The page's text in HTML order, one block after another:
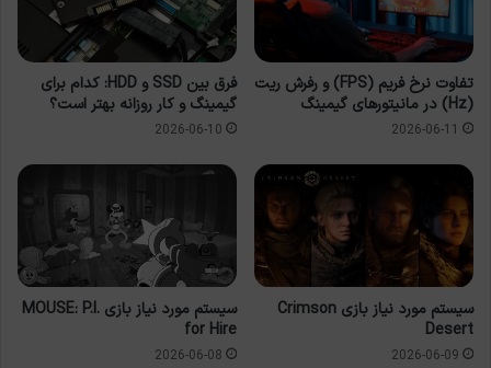
تفاوت نرخ فریم (FPS) و رفرش ریت
(Hz) در مانیتورهای گیمینگ
2026-06-11
فرق بین SSD و HDD: کدام برای
گیمینگ و کار روزانه بهتر است؟
2026-06-10
سیستم مورد نیاز بازی Crimson
Desert
2026-06-09
سیستم مورد نیاز بازی MOUSE: P.I.
for Hire
2026-06-08